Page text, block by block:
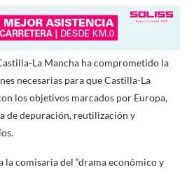
La Mancha ha comprometido la
necesarias para que Castilla-La
los objetivos marcados por Europa,
de depuración, reutilización y
la comisaria del “drama económico y